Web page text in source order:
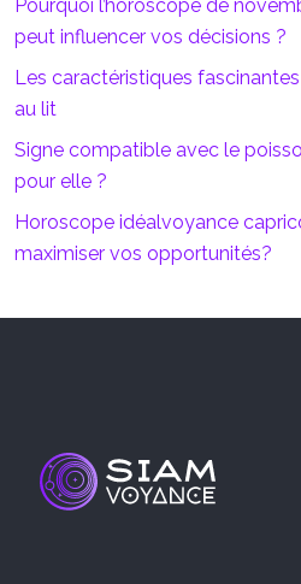
Pourquoi l’horoscope de
peut influencer vos décisions ?
Les caractéristiques
au lit
Signe compatible avec le
pour elle ?
Horoscope idéalvoyance
maximiser vos opportunités?